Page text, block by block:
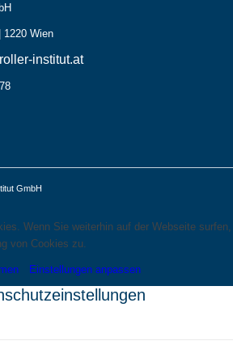
1220 Wien
institut.at
GmbH
Wenn Sie weiterhin auf der Webseite surfen,
von Cookies zu.
Einstellungen anpassen